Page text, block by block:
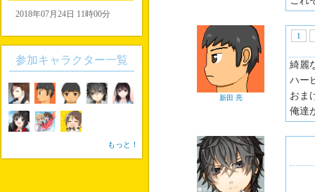
新田 亮
1
綺麗
ハー
おま
俺達
2018年07月24日 11時00分
参加キャラクター一覧
もっと！